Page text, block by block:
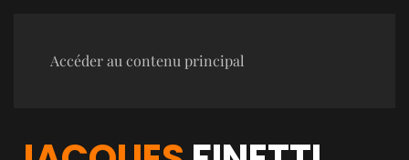
Accéder au contenu principal